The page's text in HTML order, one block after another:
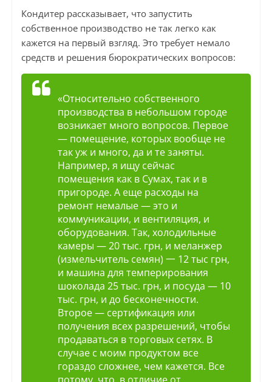
Кондитер рассказывает, что запустить
собственное производство не так легко как
кажется на первый взгляд. Это требует немало
средств и решения бюрократических вопросов:
«Относительно собственного
производства в небольшом городе
возникает много вопросов. Первое
— помещение, которых вообще не
так уж и много, да и те заняты.
Например, я ищу сейчас
помещения как в Сумах, так и в
пригороде. А еще расходы на
ремонт немалые — это и
коммуникации, и вентиляция, и
оборудования. Так, холодильные
камеры — 20 тыс. грн, и меланжер
(измельчитель семян) 一 12 тыс грн,
и машина для темперирования
шоколада 25 тыс. грн, и посуда — 10
тыс. грн, и до бесконечности.
Второе — сертификация или
получения всех разрешений, чтобы
продаваться в торговых сетях. В
случае с моим продуктом все
гораздо сложнее, чем кажется. Все